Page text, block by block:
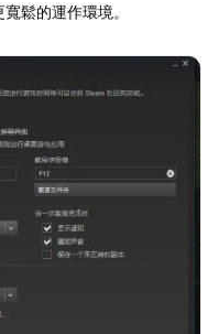
鬆的運作環境。